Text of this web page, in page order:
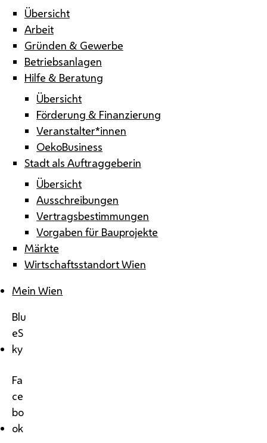
Übersicht
Arbeit
Gründen & Gewerbe
Betriebsanlagen
Hilfe & Beratung
Übersicht
Förderung & Finanzierung
Veranstalter*innen
OekoBusiness
Stadt als Auftraggeberin
Übersicht
Ausschreibungen
Vertragsbestimmungen
Vorgaben für Bauprojekte
Märkte
Wirtschaftsstandort Wien
Mein Wien
Blu
eS
ky
Fa
ce
bo
ok